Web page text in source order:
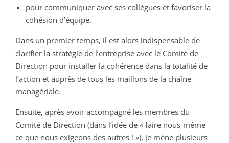
pour communiquer avec ses collègues et favoriser la
cohésion d’équipe.
Dans un premier temps, il est alors indispensable de
clarifier la stratégie de l’entreprise avec le Comité de
Direction pour installer la cohérence dans la totalité de
l’action et auprès de tous les maillons de la chaîne
managériale.
Ensuite, après avoir accompagné les membres du
Comité de Direction (dans l’idée de « faire nous-même
ce que nous exigeons des autres ! »), je mène plusieurs